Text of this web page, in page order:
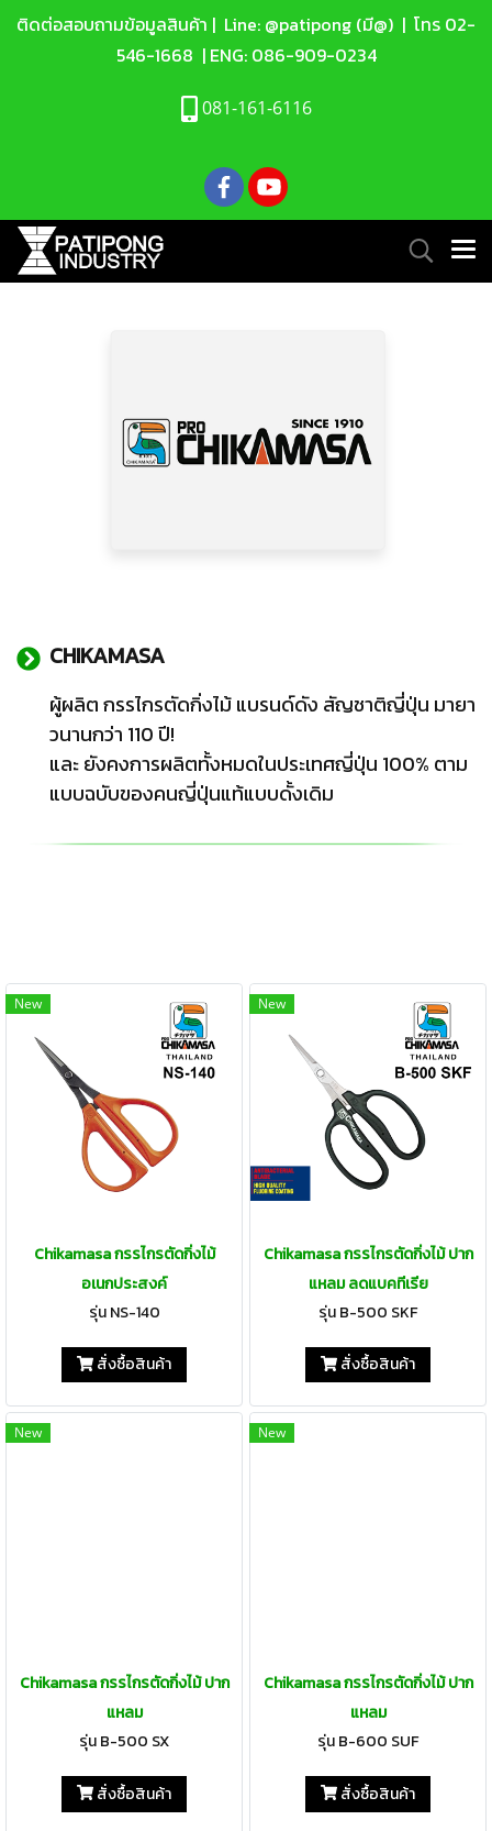
ติดต่อสอบถามข้อมูลสินค้า | Line: @patipong (มี@) | โทร 02-
546-1668 | ENG: 086-909-0234
081-161-6116
CHIKAMASA
ผู้ผลิต กรรไกรตัดกิ่งไม้ แบรนด์ดัง สัญชาติญี่ปุ่น มายา
วนานกว่า 110 ปี!
และ ยังคงการผลิตทั้งหมดในประเทศญี่ปุ่น 100% ตาม
แบบฉบับของคนญี่ปุ่นแท้แบบดั้งเดิม
New
Chikamasa กรรไกรตัดกิ่งไม้
อเนกประสงค์
รุ่น NS-140
สั่งซื้อสินค้า
New
Chikamasa กรรไกรตัดกิ่งไม้ ปาก
แหลม ลดแบคทีเรีย
รุ่น B-500 SKF
สั่งซื้อสินค้า
New
Chikamasa กรรไกรตัดกิ่งไม้ ปาก
แหลม
รุ่น B-500 SX
สั่งซื้อสินค้า
New
Chikamasa กรรไกรตัดกิ่งไม้ ปาก
แหลม
รุ่น B-600 SUF
สั่งซื้อสินค้า